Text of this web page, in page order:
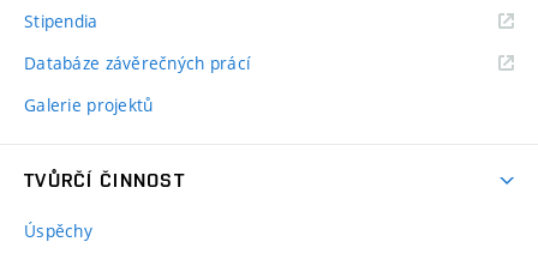
Stipendia
Databáze závěrečných prácí
Galerie projektů
TVŮRČÍ ČINNOST
Úspěchy